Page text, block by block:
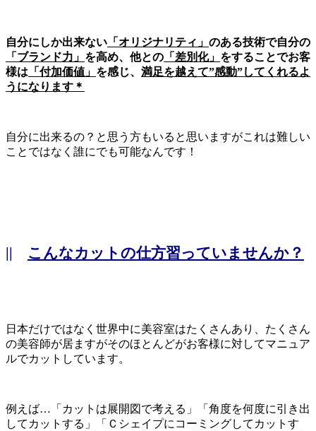
自分にしか出来ない 「オリジナリティ」 のある技術で自分の
「ブランド力」 を高め、他との 「差別化」 をすることでお客
様は 「付加価値」 を感じ、 満足を越えて”感動”してくれるよ
うになります＊
自分に出来るの？と思う方もいると思いますがこれは難しい
ことではなく誰にでも可能なんです！
|| こんなカットの仕方習っていませんか？
日本だけではなく世界中に美容室はたくさんあり、たくさん
の美容師が居ますがそのほとんどがお客様に対してマニュア
ルでカットしています。
例えば…「カットは展開図で考える」「角度を何度に引き出
してカットする」「Ｃシェイプにコーミングしてカットす